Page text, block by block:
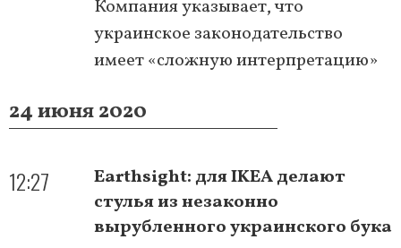
Компания указывает, что
украинское законодательство
имеет «сложную интерпретацию»
24 июня 2020
12:27
Earthsight: для IKEA делают
стулья из незаконно
вырубленного украинского бука